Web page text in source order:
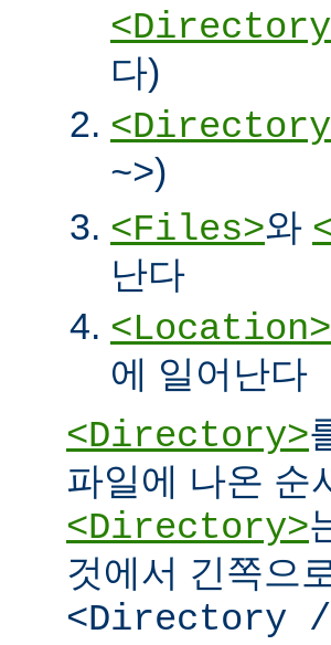
다)
~>)
<Files>와
난다
<Location>
에 일어난다
<Directory>
파일에 나온 순
<Directory>
것에서 긴쪽으
<Directory